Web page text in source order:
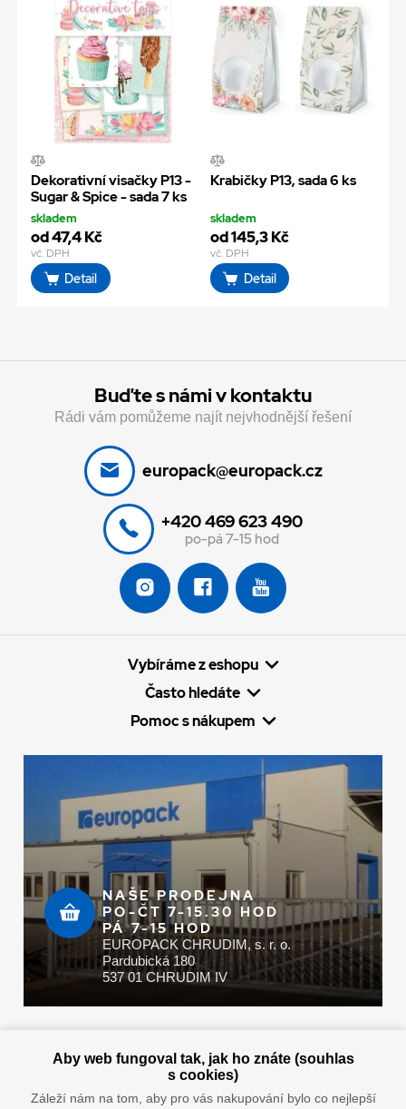
Dekorativní visačky P13 -
Sugar & Spice - sada 7 ks
skladem
od 47,4 Kč
vč. DPH
Detail
Krabičky P13, sada 6 ks
skladem
od 145,3 Kč
vč. DPH
Detail
Buďte s námi v kontaktu
Rádi vám pomůžeme najít nejvhodnější řešení
europack@europack.cz
+420 469 623 490
po-pá 7-15 hod
Vybíráme z eshopu
Často hledáte
Pomoc s nákupem
NAŠE PRODEJNA
PO-ČT 7-15.30 HOD
PÁ 7-15 HOD
EUROPACK CHRUDIM, s. r. o.
Pardubická 180
537 01 CHRUDIM IV
Aby web fungoval tak, jak ho znáte (souhlas
s cookies)
Záleží nám na tom, aby pro vás nakupování bylo co nejlepší